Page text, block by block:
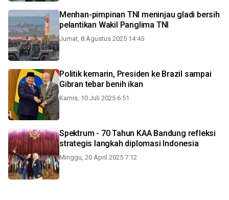
Menhan-pimpinan TNI meninjau gladi bersih
pelantikan Wakil Panglima TNI
Jumat, 8 Agustus 2025 14:45
Politik kemarin, Presiden ke Brazil sampai
Gibran tebar benih ikan
Kamis, 10 Juli 2025 6:51
Spektrum - 70 Tahun KAA Bandung refleksi
strategis langkah diplomasi Indonesia
Minggu, 20 April 2025 7:12